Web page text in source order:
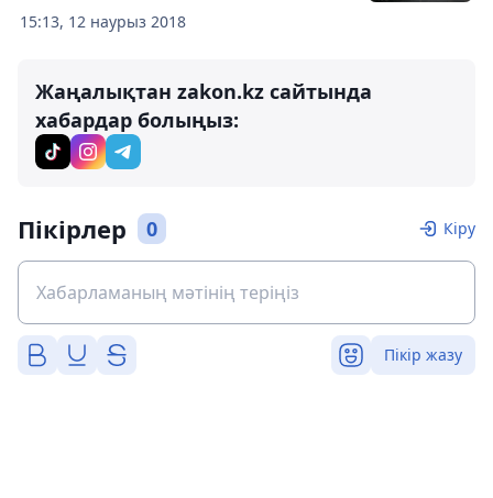
15:13, 12 наурыз 2018
Жаңалықтан zakon.kz сайтында
хабардар болыңыз:
Пікірлер 0 Кіру
Пікір жазу